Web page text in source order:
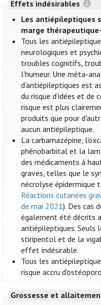
Effets indésirables
Les antiépileptiques
marge
Tous les
neurologiques et
troubles cognitifs,
l'humeur. Une méta-
d'antiépileptiques est
du risque d’idées et de
risque est plus
produits que pour
aucun antiépileptique.
La carbamazépine,
phénobarbital et la
des médicaments à
graves, telles que le
nécrolyse épidermique
Réactions cutanées
de mai 2021). Des cas
également été décrits
antiépileptiques. Seuls
stiripentol et de la
effet indésirable.
Tous les
risque accru
Grossesse et